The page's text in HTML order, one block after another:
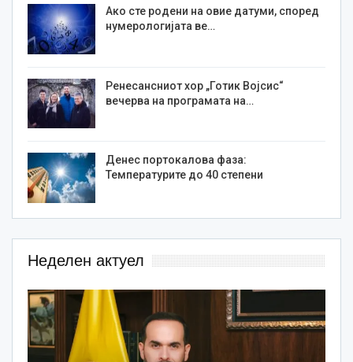
Ако сте родени на овие датуми, според
нумерологијата ве…
Ренесансниот хор „Готик Војсис“
вечерва на програмата на…
Денес портокалова фаза:
Температурите до 40 степени
Неделен актуел